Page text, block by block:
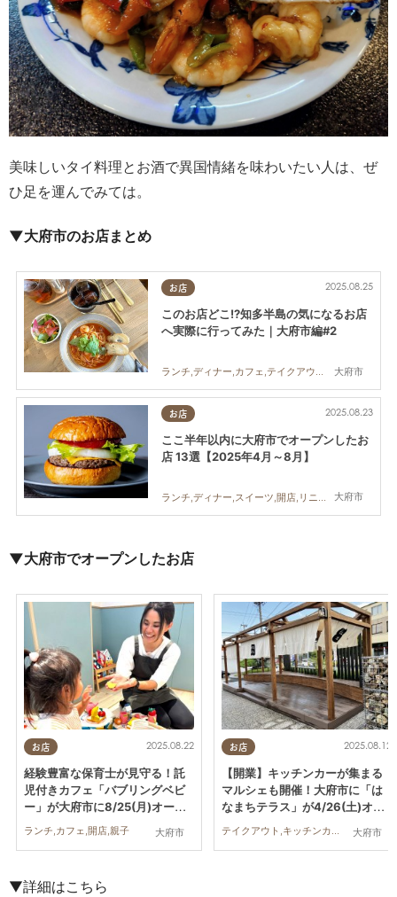
美味しいタイ料理とお酒で異国情緒を味わいたい人は、ぜ
ひ足を運んでみては。
▼大府市のお店まとめ
お店
大府市
2025.08.25
このお店どこ!?知多半島の気になるお店
へ実際に行ってみた｜大府市編#2
ランチ,ディナー,カフェ,テイクアウト,まちネタ,まとめ記事,KURUTOHP
お店
大府市
2025.08.23
ここ半年以内に大府市でオープンしたお
店 13選【2025年4月～8月】
ランチ,ディナー,スイーツ,開店,リニューアル,まとめ記事,親子,家族,KURUTOHP
▼大府市でオープンしたお店
お店
大府市
2025.08.22
経験豊富な保育士が見守る！託
児付きカフェ「バブリングベビ
ー」が大府市に8/25(月)オープ
ランチ,カフェ,開店,親子
お店
大府市
2025.08.12
【開業】キッチンカーが集まる
マルシェも開催！大府市に「は
なまちテラス」が4/26(土)オー
テイクアウト,キッチンカー,開店,まちネタ,家族,KURUTOHP
▼詳細はこちら